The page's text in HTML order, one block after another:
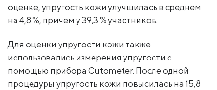
оценке, упругость кожи улучшилась в среднем
на 4,8 %, причем у 39,3 % участников.
Для оценки упругости кожи также
использовались измерения упругости с
помощью прибора Cutometer. После одной
процедуры упругость кожи повысилась на 15,8